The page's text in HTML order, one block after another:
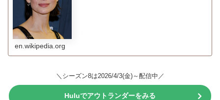
en.wikipedia.org
＼シーズン8は2026/4/3(金)～配信中／
Huluでアウトランダーをみる